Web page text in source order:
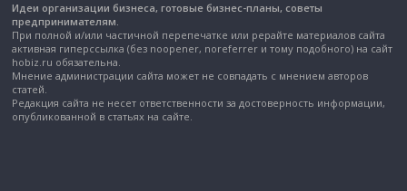
Идеи организации бизнеса, готовые бизнес-планы, советы
предпринимателям.
При полной и/или частичной перепечатке или рерайте материалов сайта
активная гиперссылка (без noopener, noreferrer и тому подобного) на сайт
hobiz.ru обязательна.
Мнение администрации сайта может не совпадать с мнением авторов
статей.
Редакция сайта не несет ответственности за достоверность информации,
опубликованной в статьях на сайте.